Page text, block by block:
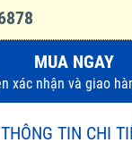
MUA NGAY
xác nhận và giao
THÔNG TIN CHI